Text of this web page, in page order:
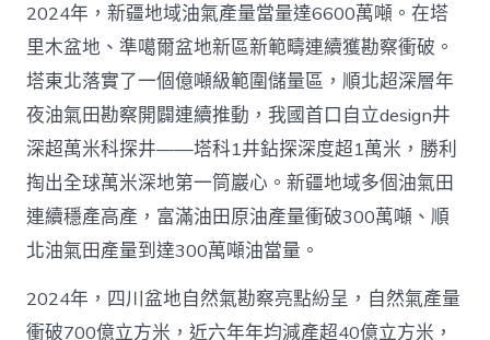
2024年，新疆地域油氣產量當量達6600萬噸。在塔
里木盆地、準噶爾盆地新區新範疇連續獲勘察衝破。
塔東北落實了一個億噸級範圍儲量區，順北超深層年
夜油氣田勘察開闢連續推動，我國首口自立design井
深超萬米科探井——塔科1井鉆探深度超1萬米，勝利
掏出全球萬米深地第一筒巖心。新疆地域多個油氣田
連續穩產高產，富滿油田原油產量衝破300萬噸、順
北油氣田產量到達300萬噸油當量。
2024年，四川盆地自然氣勘察亮點紛呈，自然氣產量
衝破700億立方米，近六年年均減產超40億立方米，